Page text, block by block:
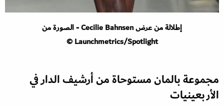
إطلالة من عرض Cecilie Bahnsen - الصورة من
Launchmetrics/Spotlight ©
مجموعة بالمان مستوحاة من أرشيف الدار في
الأربعينيات